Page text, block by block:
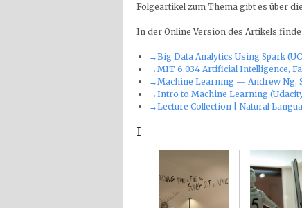
Folgeartikel zum Thema gibt es über
In der Online Version des Artikels
→Big Data Analytics Using Spark
→MIT 6.034 Artificial Intelligence,
→Machine Learning — Andrew Ng,
→Intro to Machine Learning
→Lecture Collection | Natural
I